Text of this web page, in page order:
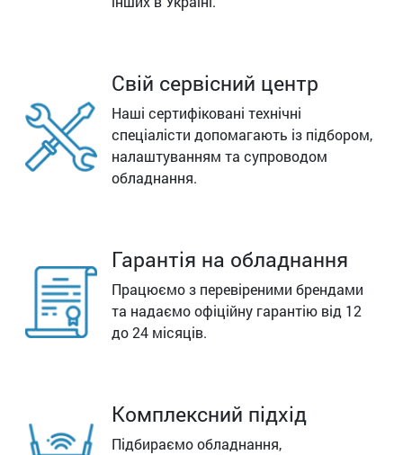
Свій сервісний центр
Наші сертифіковані технічні
спеціалісти допомагають із підбором,
налаштуванням та супроводом
обладнання.
Гарантія на обладнання
Працюємо з перевіреними брендами
та надаємо офіційну гарантію від 12
до 24 місяців.
Комплексний підхід
Підбираємо обладнання,